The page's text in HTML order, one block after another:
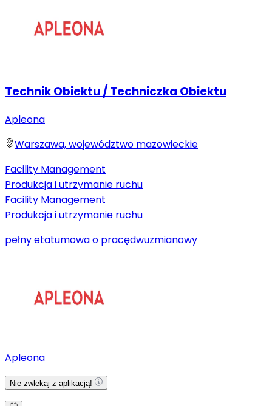
Technik Obiektu / Techniczka Obiektu
Apleona
Warszawa, województwo mazowieckie
Facility Management
Produkcja i utrzymanie ruchu
Facility Management
Produkcja i utrzymanie ruchu
pełny etatumowa o pracędwuzmianowy
Apleona
Nie zwlekaj z aplikacją!